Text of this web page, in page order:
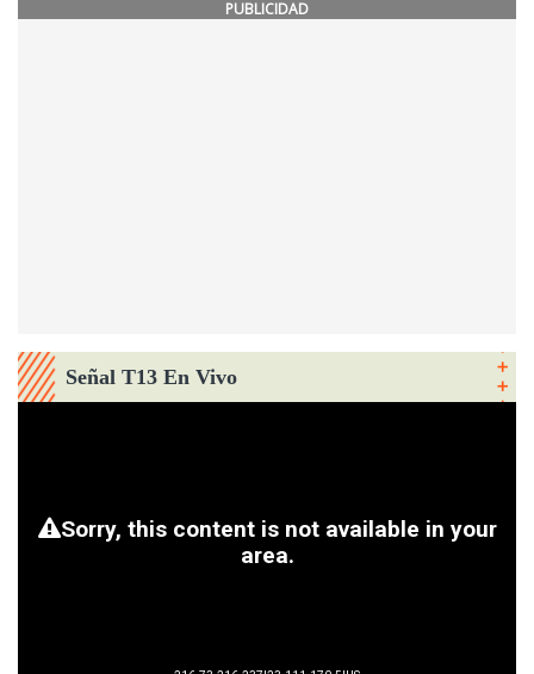
PUBLICIDAD
Señal T13 En Vivo